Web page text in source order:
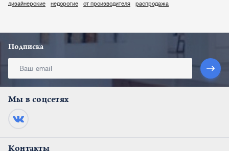
дизайнерские
недорогие от производителя распродажа
Подписка
Мы в соцсетях